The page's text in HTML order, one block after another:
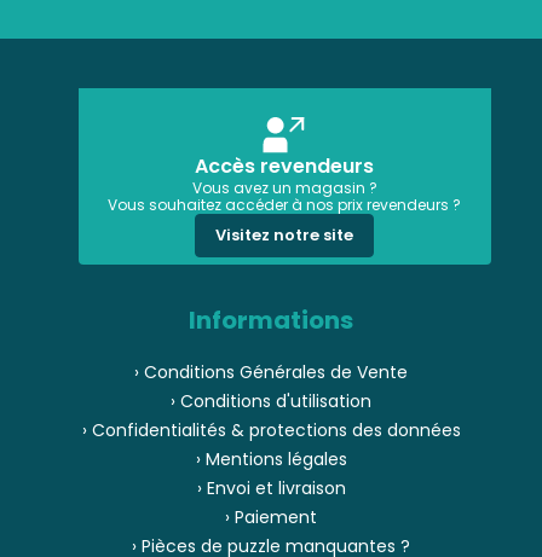
Accès revendeurs
Vous avez un magasin ?
Vous souhaitez accéder à nos prix revendeurs ?
Visitez notre site
Informations
› Conditions Générales de Vente
› Conditions d'utilisation
› Confidentialités & protections des données
› Mentions légales
› Envoi et livraison
› Paiement
› Pièces de puzzle manquantes ?